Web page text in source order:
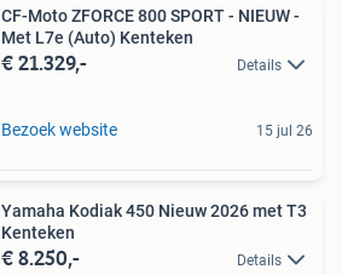
CF-Moto ZFORCE 800 SPORT - NIEUW -
Met L7e (Auto) Kenteken
€ 21.329,- Details
Bezoek website 15 jul 26
Yamaha Kodiak 450 Nieuw 2026 met T3
Kenteken
€ 8.250,- Details